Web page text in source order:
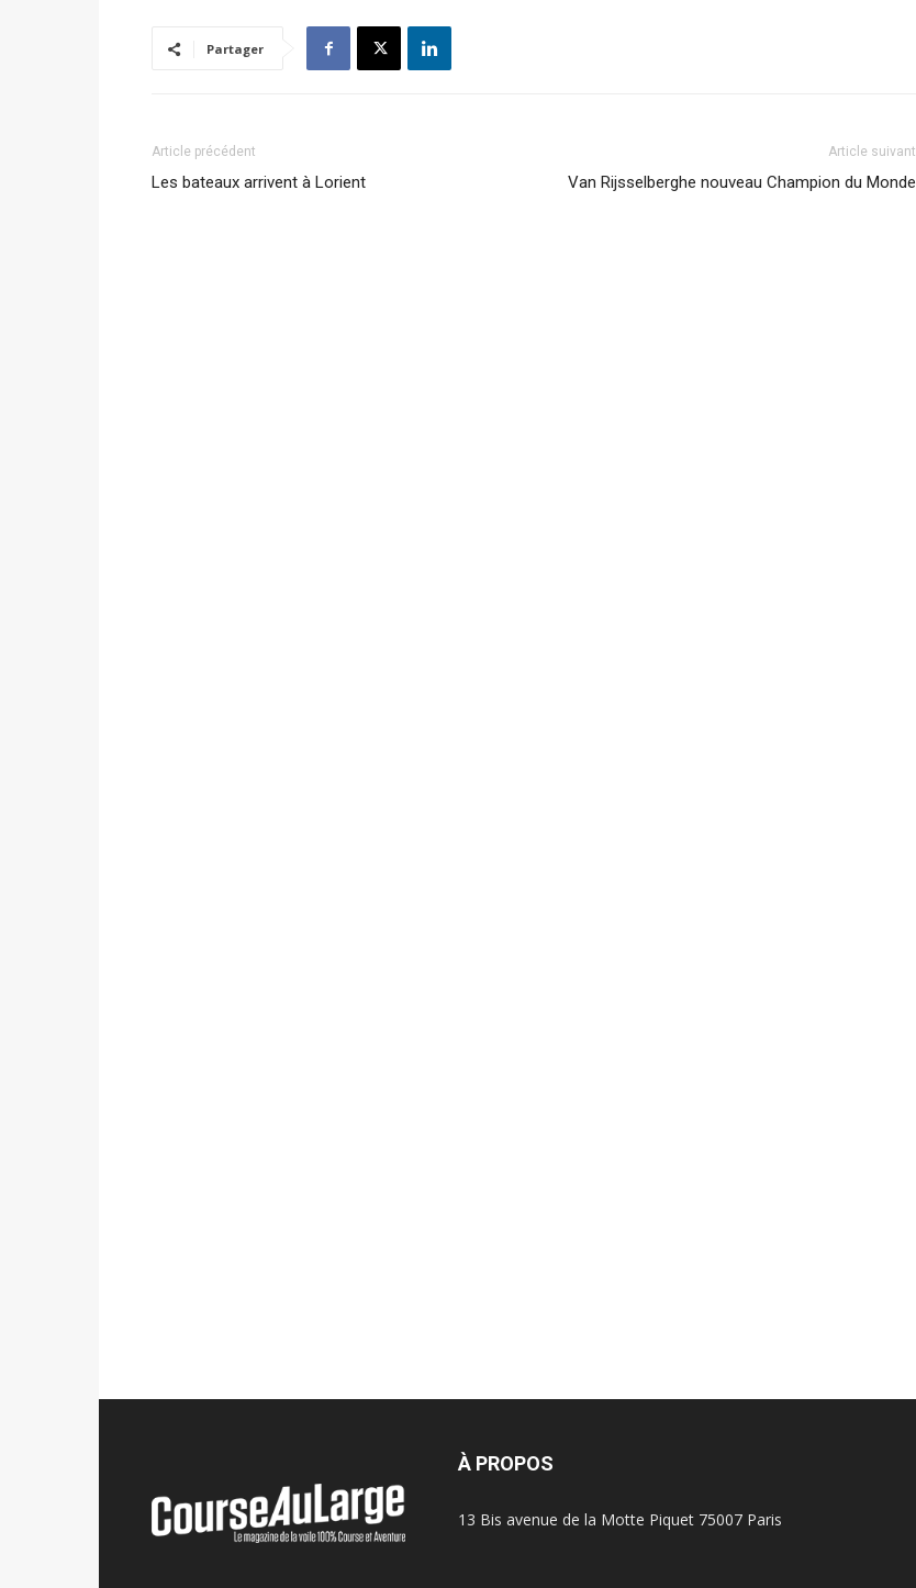
Partager
Article précédent
Les bateaux arrivent à Lorient
Article suivant
Van Rijsselberghe nouveau Champion du Monde
À PROPOS
13 Bis avenue de la Motte Piquet 75007 Paris